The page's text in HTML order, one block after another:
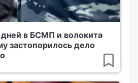
в БСМП и волокита
застопорилось дело